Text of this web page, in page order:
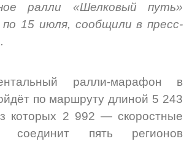
ралли «Шелковый путь»
15 июля, сообщили в пресс-
ралли-марафон в
по маршруту длиной 5 243
которых 2 992 — скоростные
соединит пять регионов